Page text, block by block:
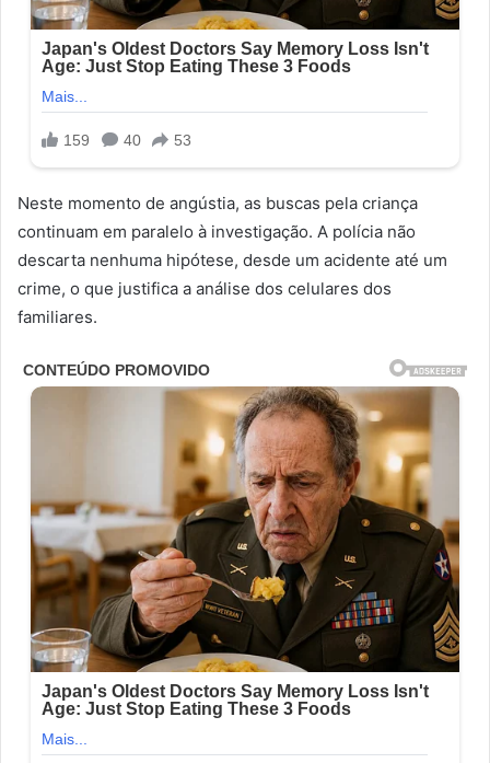
Neste momento de angústia, as buscas pela criança
continuam em paralelo à investigação. A polícia não
descarta nenhuma hipótese, desde um acidente até um
crime, o que justifica a análise dos celulares dos
familiares.